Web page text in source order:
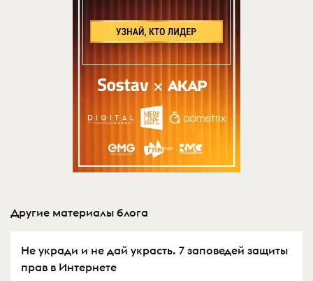
Другие материалы блога
Не укради и не дай украсть. 7 заповедей защиты
прав в Интернете